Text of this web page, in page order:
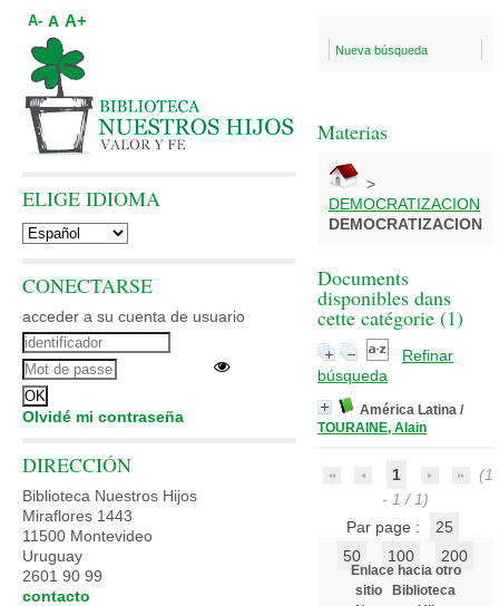
Nueva búsqueda
Materias
>
DEMOCRATIZACION
DEMOCRATIZACION
Documents
disponibles dans
cette catégorie (1)
Refinar
búsqueda
América Latina /
TOURAINE, Alain
1
(1
- 1 / 1)
Par page :
25
50
100 200
Enlace hacia otro
sitio
Biblioteca
A- A A+
ELIGE IDIOMA
CONECTARSE
acceder a su cuenta de usuario
Olvidé mi contraseña
DIRECCIÓN
Biblioteca Nuestros Hijos
Miraflores 1443
11500 Montevideo
Uruguay
2601 90 99
contacto